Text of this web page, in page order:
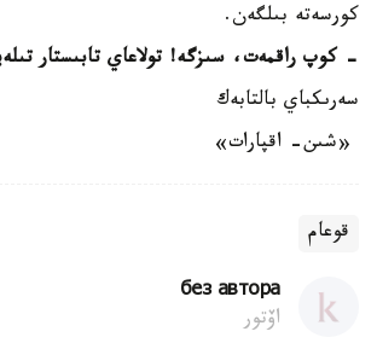
كورسەتە بىلگەن.
- كوپ راقمەت، سىزگە! تولاعاي تابىستار
سەرىكباي بالتابەك
«شىن- اقپارات»
قوعام
без автора
اۆتور